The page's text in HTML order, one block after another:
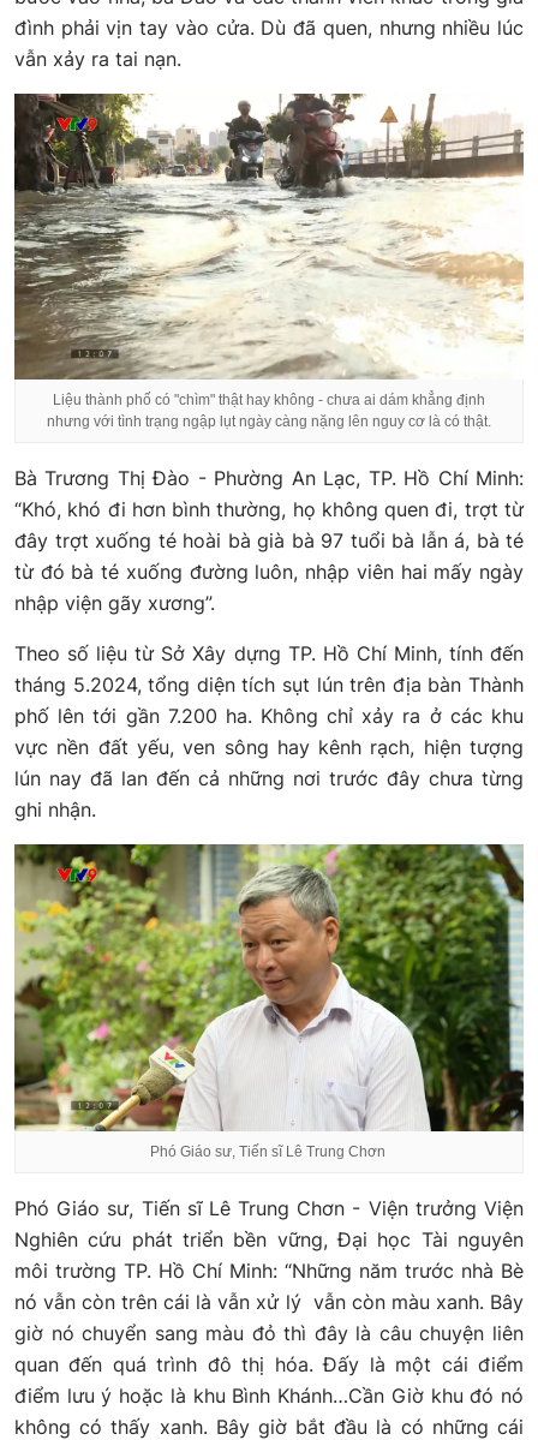
đình phải vịn tay vào cửa. Dù đã quen, nhưng nhiều lúc
vẫn xảy ra tai nạn.
Liệu thành phố có "chìm" thật hay không - chưa ai dám khẳng định
nhưng với tình trạng ngập lụt ngày càng nặng lên nguy cơ là có thật.
Bà Trương Thị Đào - Phường An Lạc, TP. Hồ Chí Minh:
“Khó, khó đi hơn bình thường, họ không quen đi, trợt từ
đây trợt xuống té hoài bà già bà 97 tuổi bà lẫn á, bà té
từ đó bà té xuống đường luôn, nhập viên hai mấy ngày
nhập viện gãy xương”.
Theo số liệu từ Sở Xây dựng TP. Hồ Chí Minh, tính đến
tháng 5.2024, tổng diện tích sụt lún trên địa bàn Thành
phố lên tới gần 7.200 ha. Không chỉ xảy ra ở các khu
vực nền đất yếu, ven sông hay kênh rạch, hiện tượng
lún nay đã lan đến cả những nơi trước đây chưa từng
ghi nhận.
Phó Giáo sư, Tiến sĩ Lê Trung Chơn
Phó Giáo sư, Tiến sĩ Lê Trung Chơn - Viện trưởng Viện
Nghiên cứu phát triển bền vững, Đại học Tài nguyên
môi trường TP. Hồ Chí Minh: “Những năm trước nhà Bè
nó vẫn còn trên cái là vẫn xử lý vẫn còn màu xanh. Bây
giờ nó chuyển sang màu đỏ thì đây là câu chuyện liên
quan đến quá trình đô thị hóa. Đấy là một cái điểm
điểm lưu ý hoặc là khu Bình Khánh…Cần Giờ khu đó nó
không có thấy xanh. Bây giờ bắt đầu là có những cái